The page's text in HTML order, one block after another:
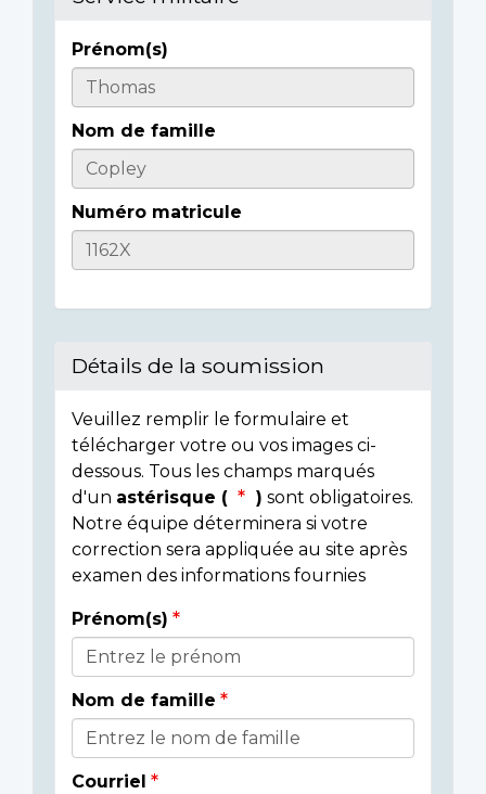
Casualty
Details
Prénom(s)
Nom de famille
Numéro matricule
Détails de la soumission
Veuillez remplir le formulaire et
télécharger votre ou vos images ci-
dessous. Tous les champs marqués
d'un astérisque ( ) sont obligatoires.
Notre équipe déterminera si votre
correction sera appliquée au site après
examen des informations fournies
Donor
Details
Prénom(s)
Nom de famille
Courriel